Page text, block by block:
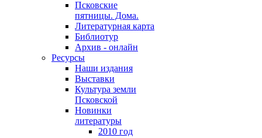
Псковские
пятницы. Дома.
Литературная карта
Библиотур
Архив - онлайн
Ресурсы
Наши издания
Выставки
Культура земли
Псковской
Новинки
литературы
2010 год